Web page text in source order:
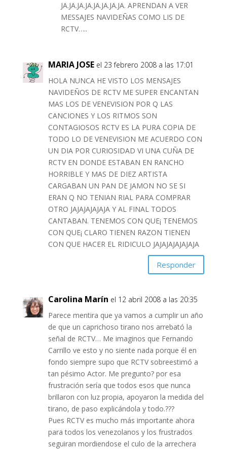
JA.JA.JA.JA.JA.JA.JA.JA. APRENDAN A VER
MESSAJES NAVIDEÑAS COMO LIS DE
RCTV…..
MARIA JOSE el 23 febrero 2008 a las 17:01
HOLA NUNCA HE VISTO LOS MENSAJES
NAVIDEÑOS DE RCTV ME SUPER ENCANTAN
MAS LOS DE VENEVISION POR Q LAS
CANCIONES Y LOS RITMOS SON
CONTAGIOSOS RCTV ES LA PURA COPIA DE
TODO LO DE VENEVISION ME ACUERDO CON
UN DIA POR CURIOSIDAD VI UNA CUÑA DE
RCTV EN DONDE ESTABAN EN RANCHO
HORRIBLE Y MAS DE DIEZ ARTISTA
CARGABAN UN PAN DE JAMON NO SE SI
ERAN Q NO TENIAN RIAL PARA COMPRAR
OTRO JAJAJAJAJAJA Y AL FINAL TODOS
CANTABAN. TENEMOS CON QUE¡ TENEMOS
CON QUE¡ CLARO TIENEN RAZON TIENEN
CON QUE HACER EL RIDICULO JAJAJAJAJAJAJA
Responder
Carolina Marín el 12 abril 2008 a las 20:35
Parece mentira que ya vamos a cumplir un año
de que un caprichoso tirano nos arrebató la
señal de RCTV… Me imaginos que Fernando
Carrillo ve esto y no siente nada porque él en
fondo siempre supo que RCTV sobreestimó a
tan pésimo Actor. Me pregunto? por esa
frustración sería que todos esos que nunca
brillaron con luz propia, apoyaron la medida del
tirano, de paso explicándola y todo.???
Pues RCTV es mucho más importante ahora
para todos los venezolanos y los frustrados
seguiran mordiendose el culo de la arrechera